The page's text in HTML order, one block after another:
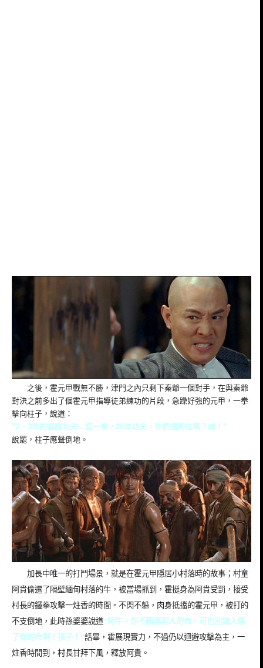
之後，霍元甲戰無不勝，津門之內只剩下秦爺一個對手，在與秦爺
對決之前多出了個霍元甲指導徒弟練功的片段，急躁好強的元甲，一拳
擊向柱子，說道：
”2、3年的貓腳功夫…這一拳，20年功夫，你們擋的住嗎？練！”
說罷，柱子應聲倒地。
加長中唯一的打鬥場景，就是在霍元甲隱居小村落時的故事；村童
阿貴偷遷了隔壁緬甸村落的牛，被當場抓到，霍挺身為阿貴受罰，接受
村長的鐵拳攻擊一炷香的時間。不閃不躲，肉身抵擋的霍元甲，被打的
不支倒地，此時孫婆婆說道” 阿牛，你不願傷別人的命，可也別讓人傷
了你的命啊！孩子！ ”話畢，霍展現實力，不過仍以迴避攻擊為主，一
炷香時間到，村長甘拜下風，釋放阿貴。